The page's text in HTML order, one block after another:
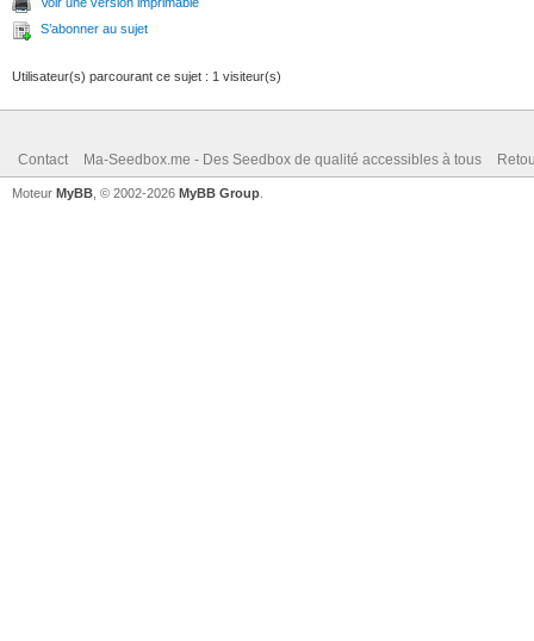
S’abonner au sujet
Utilisateur(s) parcourant ce sujet : 1 visiteur(s)
Contact Ma-Seedbox.me - Des Seedbox de qualité accessibles à tous
Moteur MyBB , © 2002-2026 MyBB Group